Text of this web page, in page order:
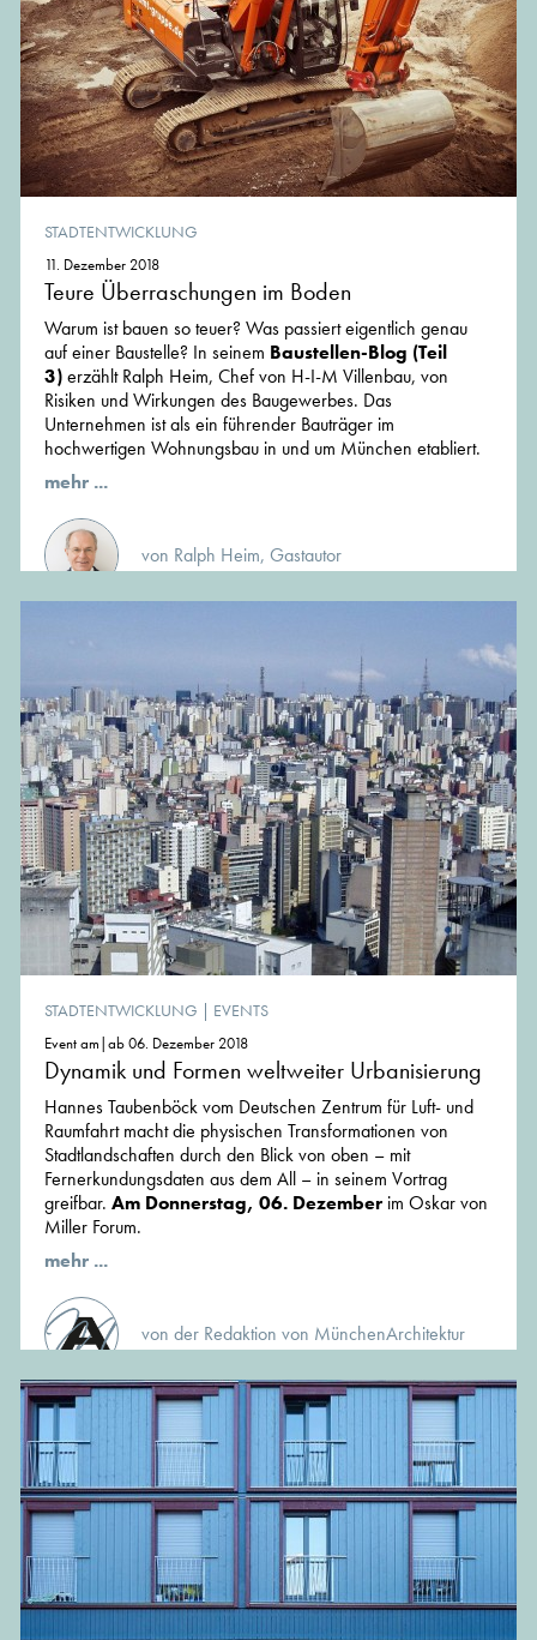
STADTENTWICKLUNG
11. Dezember 2018
Teure Überraschungen im Boden
Warum ist bauen so teuer? Was passiert eigentlich genau
auf einer Baustelle? In seinem Baustellen-Blog (Teil
3)erzählt Ralph Heim, Chef von H-I-M Villenbau, von
Risiken und Wirkungen des Baugewerbes. Das
Unternehmen ist als ein führender Bauträger im
hochwertigen Wohnungsbau in und um München etabliert.
mehr ...
von Ralph Heim, Gastautor
STADTENTWICKLUNG | EVENTS
Event am|ab 06. Dezember 2018
Dynamik und Formen weltweiter Urbanisierung
Hannes Taubenböck vom Deutschen Zentrum für Luft- und
Raumfahrt macht die physischen Transformationen von
Stadtlandschaften durch den Blick von oben – mit
Fernerkundungsdaten aus dem All – in seinem Vortrag
greifbar. Am Donnerstag, 06. Dezember im Oskar von
Miller Forum.
mehr ...
von der Redaktion von MünchenArchitektur